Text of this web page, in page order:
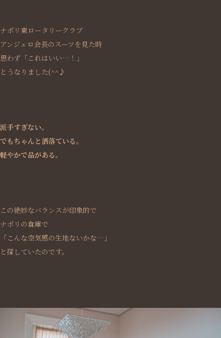
ナポリ東ロータリークラブ
アンジェロ会長のスーツを見た時
思わず「これはいい…！」
とうなりました(^^♪
派手すぎない。
でもちゃんと洒落ている。
軽やかで品がある。
この絶妙なバランスが印象的で
ナポリの倉庫で
「こんな空気感の生地ないかな…」
と探していたのです。